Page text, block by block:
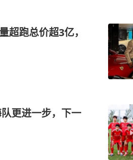
超跑总价超3亿，
更进一步，下一